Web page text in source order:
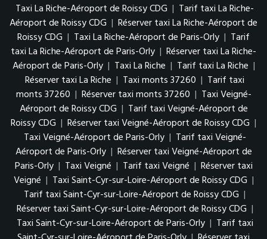
Taxi La Riche-Aéroport de Roissy CDG | Tarif taxi La Riche-
Aéroport de Roissy CDG | Réserver taxi La Riche-Aéroport de
Roissy CDG | Taxi La Riche-Aéroport de Paris-Orly | Tarif
taxi La Riche-Aéroport de Paris-Orly | Réserver taxi La Riche-
Aéroport de Paris-Orly | Taxi La Riche | Tarif taxi La Riche |
Réserver taxi La Riche | Taxi monts 37260 | Tarif taxi
monts 37260 | Réserver taxi monts 37260 | Taxi Veigné-
Aéroport de Roissy CDG | Tarif taxi Veigné-Aéroport de
Roissy CDG | Réserver taxi Veigné-Aéroport de Roissy CDG |
Taxi Veigné-Aéroport de Paris-Orly | Tarif taxi Veigné-
Aéroport de Paris-Orly | Réserver taxi Veigné-Aéroport de
Paris-Orly | Taxi Veigné | Tarif taxi Veigné | Réserver taxi
Veigné | Taxi Saint-Cyr-sur-Loire-Aéroport de Roissy CDG |
Tarif taxi Saint-Cyr-sur-Loire-Aéroport de Roissy CDG |
Réserver taxi Saint-Cyr-sur-Loire-Aéroport de Roissy CDG |
Taxi Saint-Cyr-sur-Loire-Aéroport de Paris-Orly | Tarif taxi